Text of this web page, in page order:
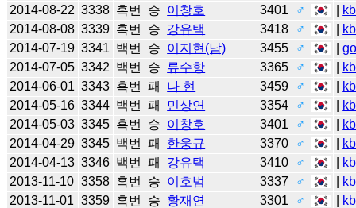
2014-08-22 3338 흑번 승 이창호 3401 ♂
2014-08-08 3339 흑번 승 강유택 3418 ♂
2014-07-19 3341 백번 승 이지현(남) 3455 ♂ |
2014-07-05 3342 백번 승 류수항 3365 ♂
2014-06-01 3343 흑번 패 나 현 3459 ♂
2014-05-16 3344 백번 패 민상연 3354 ♂
2014-05-03 3345 흑번 승 이창호 3401 ♂
2014-04-29 3345 백번 패 한웅규 3370 ♂
2014-04-13 3346 백번 패 강유택 3410 ♂
2013-11-10 3358 흑번 승 이호범 3337 ♂
2013-11-01 3359 흑번 승 황재연 3301 ♂